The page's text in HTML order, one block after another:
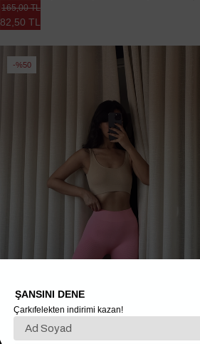
82,50 TL
165,00 TL
%50
ŞANSINI DENE
Çarkıfelekten indirimi kazan!